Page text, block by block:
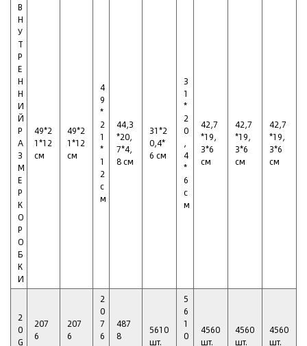
В
Н
У
Т
Р
Е
Н
Н
И
Й
Р
А
З
М
Е
Р
К
О
Р
О
Б
К
И
49*2
1*12
см
49*2
1*12
см
4
9
*
2
1
*
1
2
с
м
44,3
*20,
7*4,
8 см
31*2
0,4*
6 см
3
1
*
2
0
,
4
*
6
с
м
42,7
*19,
3*6
см
42,7
*19,
3*6
см
42,7
*19,
3*6
см
2
0
G
207
6
207
6
2
0
7
6
487
8
5610
шт.
5
6
1
0
4560
шт.
4560
шт.
4560
шт.